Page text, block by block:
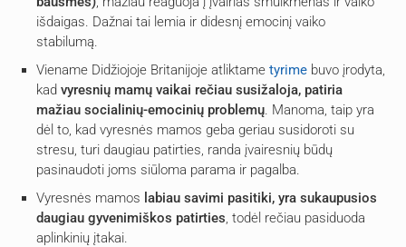
išdaigas. Dažnai tai lemia ir didesnį emocinį vaiko
stabilumą.
Viename Didžiojoje Britanijoje atliktame tyrime buvo įrodyta,
kad vyresnių mamų vaikai rečiau susižaloja, patiria
mažiau socialinių-emocinių problemų. Manoma, taip yra
dėl to, kad vyresnės mamos geba geriau susidoroti su
stresu, turi daugiau patirties, randa įvairesnių būdų
pasinaudoti joms siūloma parama ir pagalba.
Vyresnės mamos labiau savimi pasitiki, yra sukaupusios
daugiau gyvenimiškos patirties, todėl rečiau pasiduoda
aplinkinių įtakai.